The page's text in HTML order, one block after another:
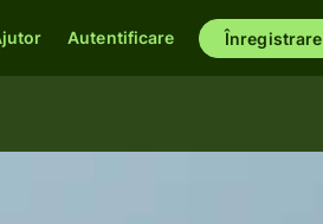
Autentificare Înregistrare